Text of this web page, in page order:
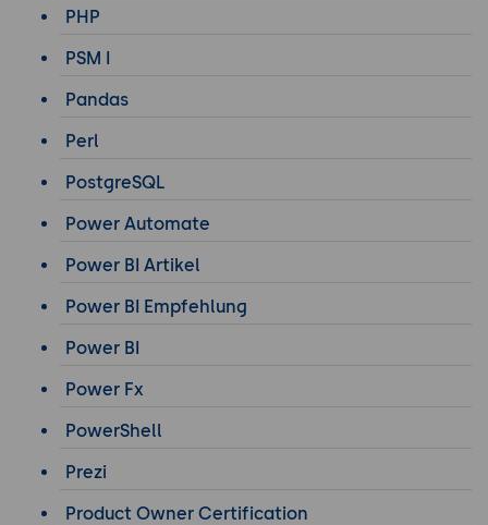
PHP
PSM I
Pandas
Perl
PostgreSQL
Power Automate
Power BI Artikel
Power BI Empfehlung
Power BI
Power Fx
PowerShell
Prezi
Product Owner Certification